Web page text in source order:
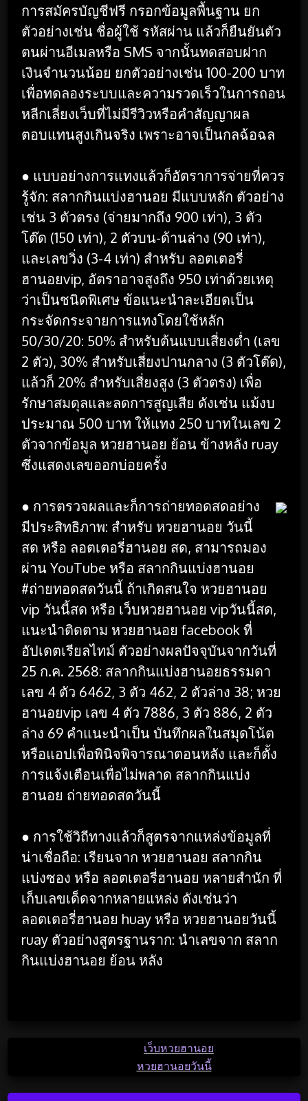
การสมัครบัญชีฟรี กรอกข้อมูลพื้นฐาน ยก
ตัวอย่างเช่น ชื่อผู้ใช้ รหัสผ่าน แล้วก็ยืนยันตัว
ตนผ่านอีเมลหรือ SMS จากนั้นทดสอบฝาก
เงินจำนวนน้อย ยกตัวอย่างเช่น 100-200 บาท
เพื่อทดลองระบบและความรวดเร็วในการถอน
หลีกเลี่ยงเว็บที่ไม่มีรีวิวหรือคำสัญญาผล
ตอบแทนสูงเกินจริง เพราะอาจเป็นกลฉ้อฉล
● แบบอย่างการแทงแล้วก็อัตราการจ่ายที่ควร
รู้จัก: สลากกินแบ่งฮานอย มีแบบหลัก ตัวอย่าง
เช่น 3 ตัวตรง (จ่ายมากถึง 900 เท่า), 3 ตัว
โต๊ด (150 เท่า), 2 ตัวบน-ด้านล่าง (90 เท่า),
และเลขวิ่ง (3-4 เท่า) สำหรับ ลอตเตอรี่
ฮานอยvip, อัตราอาจสูงถึง 950 เท่าด้วยเหตุ
ว่าเป็นชนิดพิเศษ ข้อแนะนำละเอียดเป็น
กระจัดกระจายการแทงโดยใช้หลัก
50/30/20: 50% สำหรับต้นแบบเสี่ยงต่ำ (เลข
2 ตัว), 30% สำหรับเสี่ยงปานกลาง (3 ตัวโต๊ด),
แล้วก็ 20% สำหรับเสี่ยงสูง (3 ตัวตรง) เพื่อ
รักษาสมดุลและลดการสูญเสีย ดังเช่น แม้งบ
ประมาณ 500 บาท ให้แทง 250 บาทในเลข 2
ตัวจากข้อมูล หวยฮานอย ย้อน ข้างหลัง ruay
ซึ่งแสดงเลขออกบ่อยครั้ง
● การตรวจผลและก็การถ่ายทอดสดอย่าง
มีประสิทธิภาพ: สำหรับ หวยฮานอย วันนี้
สด หรือ ลอตเตอรี่ฮานอย สด, สามารถมอง
ผ่าน YouTube หรือ สลากกินแบ่งฮานอย
#ถ่ายทอดสดวันนี้ ถ้าเกิดสนใจ หวยฮานอย
vip วันนี้สด หรือ เว็บหวยฮานอย vipวันนี้สด,
แนะนำติดตาม หวยฮานอย facebook ที่
อัปเดตเรียลไทม์ ตัวอย่างผลปัจจุบันจากวันที่
25 ก.ค. 2568: สลากกินแบ่งฮานอยธรรมดา
เลข 4 ตัว 6462, 3 ตัว 462, 2 ตัวล่าง 38; หวย
ฮานอยvip เลข 4 ตัว 7886, 3 ตัว 886, 2 ตัว
ล่าง 69 คำแนะนำเป็น บันทึกผลในสมุดโน้ต
หรือแอปเพื่อพินิจพิจารณาตอนหลัง และก็ตั้ง
การแจ้งเตือนเพื่อไม่พลาด สลากกินแบ่ง
ฮานอย ถ่ายทอดสดวันนี้
● การใช้วิถีทางแล้วก็สูตรจากแหล่งข้อมูลที่
น่าเชื่อถือ: เรียนจาก หวยฮานอย สลากกิน
แบ่งซอง หรือ ลอตเตอรี่ฮานอย หลายสํานัก ที่
เก็บเลขเด็ดจากหลายแหล่ง ดังเช่นว่า
ลอตเตอรี่ฮานอย huay หรือ หวยฮานอยวันนี้
ruay ตัวอย่างสูตรฐานราก: นำเลขจาก สลาก
กินแบ่งฮานอย ย้อน หลัง
เว็บหวยฮานอย
หวยฮานอยวันนี้